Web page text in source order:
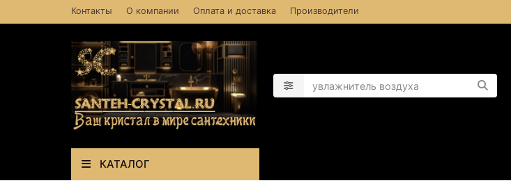
Контакты О компании Оплата и доставка Производители
КАТАЛОГ